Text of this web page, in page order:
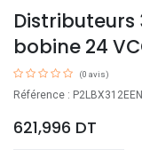
Distributeurs
bobine 24
(0 avis)
Référence :
621,996 DT